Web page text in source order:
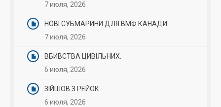
7 июля, 2026
НОВІ СУБМАРИНИ ДЛЯ ВМФ КАНАДИ.
7 июля, 2026
ВБИВСТВА ЦИВІЛЬНИХ.
6 июля, 2026
ЗІЙШОВ З РЕЙОК.
6 июля, 2026